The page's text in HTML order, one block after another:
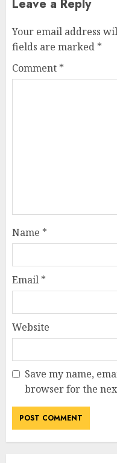
Leave a Reply
Your email address
fields are marked *
Comment *
Name *
Email *
Website
Save my name,
browser for the